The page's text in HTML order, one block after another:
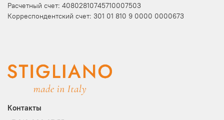
Расчетный счет: 40802810745710007503
Корреспондентский счет: 301 01 810 9 0000 0000673
Контакты